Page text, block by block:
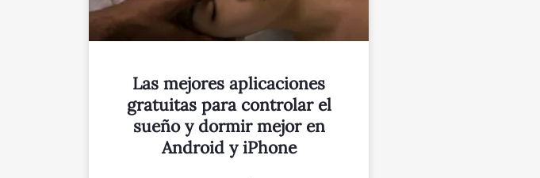
Las mejores aplicaciones
gratuitas para controlar el
sueño y dormir mejor en
Android y iPhone